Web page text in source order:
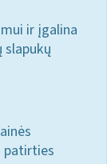
ir įgalina
slapukų
patirties